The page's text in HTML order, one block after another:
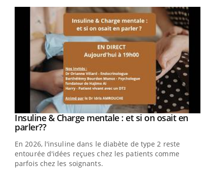
Youtube
Insuline & Charge mentale : et si on osait en
parler??Youtube
En 2026, l'insuline dans le diabète de type 2 reste
entourée d'idées reçues chez les patients comme
parfois chez les soignants.